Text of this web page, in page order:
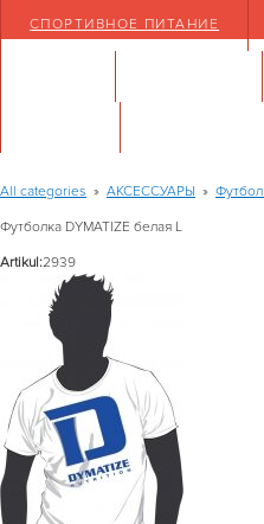
СПОРТИВНОЕ ПИТАНИЕ
All categories » АКСЕССУАРЫ »
Футболка DYMATIZE белая L
Artikul:2939